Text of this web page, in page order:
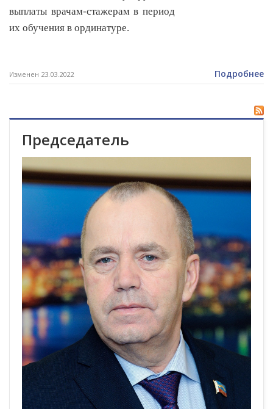
выплаты врачам-стажерам в период
их обучения в ординатуре.
Изменен 23.03.2022 Подробнее
Председатель